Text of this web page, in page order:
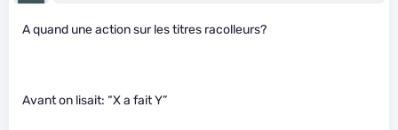
A quand une action sur les titres racolleurs?
Avant on lisait: “X a fait Y”